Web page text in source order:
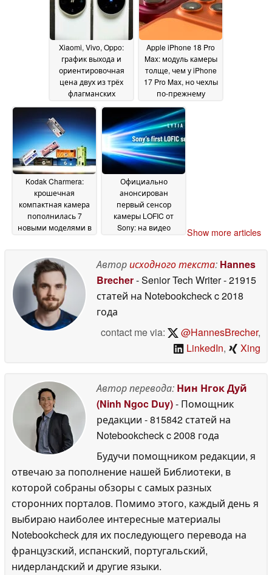
Xiaomi, Vivo, Oppo:
график выхода и
ориентировочная
цена двух из трёх
флагманских
камерой в 2027 году
18 June 2026
Apple iPhone 18 Pro
Max: модуль камеры
толще, чем у iPhone
17 Pro Max, но чехлы
по-прежнему
17 June 2026
Kodak Charmera:
крошечная
компактная камера
пополнилась 7
новыми моделями в
Официально
анонсирован
первый сенсор
камеры LOFIC от
Sony: на видео
L910 для моделей
Vivo X500 и Oppo Find
X10
17 June 2026
Show more articles
Авторисходного текста: Hannes
Brecher- Senior Tech Writer- 21915
статей на Notebookcheckc 2018
года
contact me via:
@HannesBrecher,
LinkedIn, Xing
Автор перевода: Нин Нгок Дуй
(Ninh Ngoc Duy)- Помощник
редакции - 815842 статей на
Notebookcheckc 2008 года
Будучи помощником редакции, я
отвечаю за пополнение нашей Библиотеки, в
которой собраны обзоры с самых разных
сторонних порталов. Помимо этого, каждый день я
выбираю наиболее интересные материалы
Notebookcheck для их последующего перевода на
французский, испанский, португальский,
нидерландский и другие языки.